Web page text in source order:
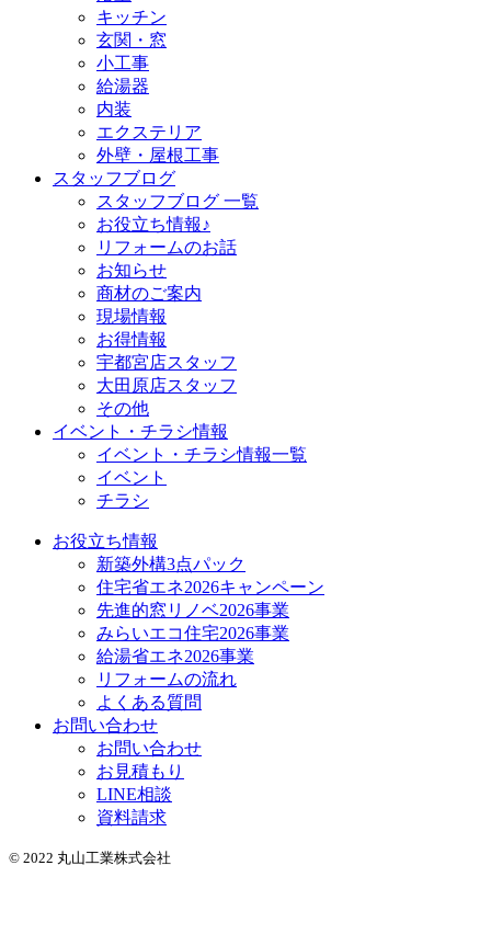
キッチン
玄関・窓
小工事
給湯器
内装
エクステリア
外壁・屋根工事
スタッフブログ
スタッフブログ 一覧
お役立ち情報♪
リフォームのお話
お知らせ
商材のご案内
現場情報
お得情報
宇都宮店スタッフ
大田原店スタッフ
その他
イベント・チラシ情報
イベント・チラシ情報一覧
イベント
チラシ
お役立ち情報
新築外構3点パック
住宅省エネ2026キャンペーン
先進的窓リノベ2026事業
みらいエコ住宅2026事業
給湯省エネ2026事業
リフォームの流れ
よくある質問
お問い合わせ
お問い合わせ
お見積もり
LINE相談
資料請求
© 2022 丸山工業株式会社